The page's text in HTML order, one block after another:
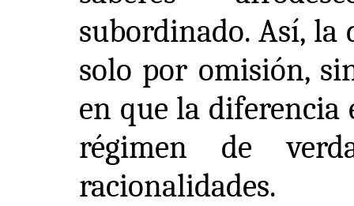
subordinado. Así, la
solo por omisión,
en que la diferencia
régimen de
racionalidades.